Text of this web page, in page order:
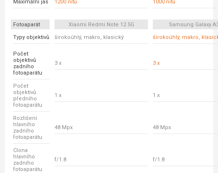
Maximální jas 1200 nitů 1000 nitů
Fotoaparát Xiaomi Redmi Note 12 5G
Samsung Galaxy
Typy objektivů
širokoúhlý, makro, klasický širokoúhlý, makro,
Počet
objektivů
zadního
fotoaparátu
3 x 3 x
Počet
objektivů
předního
fotoaparátu
1 x 1 x
Rozlišení
hlavního
zadního
fotoaparátu
48 Mpx 48 Mpx
Clona
hlavního
zadního
fotoaparátu
f/1.8 f/1.8